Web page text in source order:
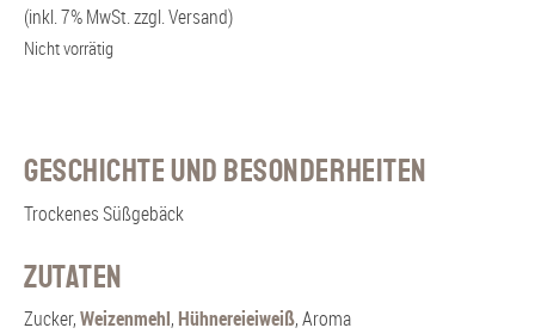
(inkl. 7% MwSt. zzgl. Versand)
Nicht vorrätig
Geschichte und Besonderheiten
Trockenes Süßgebäck
Zutaten
Zucker,Weizenmehl, Hühnereieiweiß, Aroma